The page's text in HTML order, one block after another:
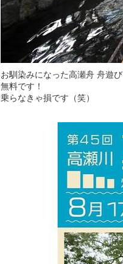
お馴染みになった高瀬舟 舟遊び
無料です！
乗らなきゃ損です（笑）